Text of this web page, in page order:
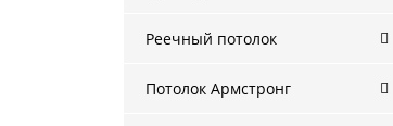
Реечный потолок
Потолок Армстронг